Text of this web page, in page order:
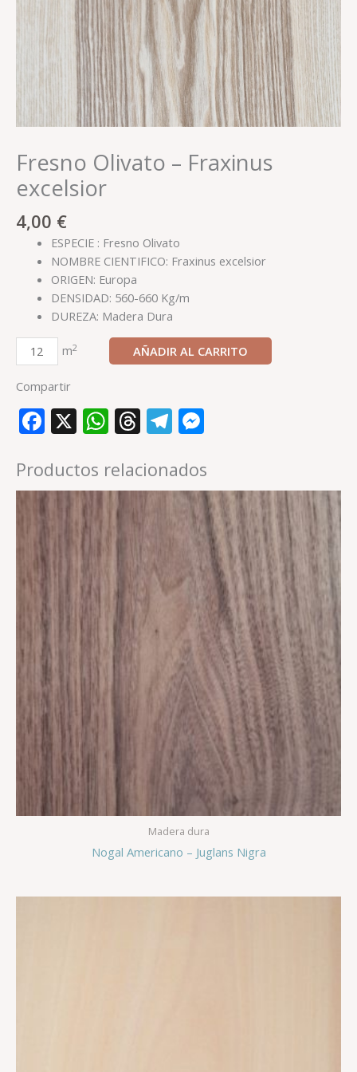
Fresno Olivato – Fraxinus
excelsior
4,00 €
ESPECIE : Fresno Olivato
NOMBRE CIENTIFICO: Fraxinus excelsior
ORIGEN: Europa
DENSIDAD: 560-660 Kg/m
DUREZA: Madera Dura
m2 AÑADIR AL CARRITO
Compartir
Facebook
X WhatsApp
Threads
Telegram
Productos relacionados
Madera dura
Nogal Americano – Juglans Nigra